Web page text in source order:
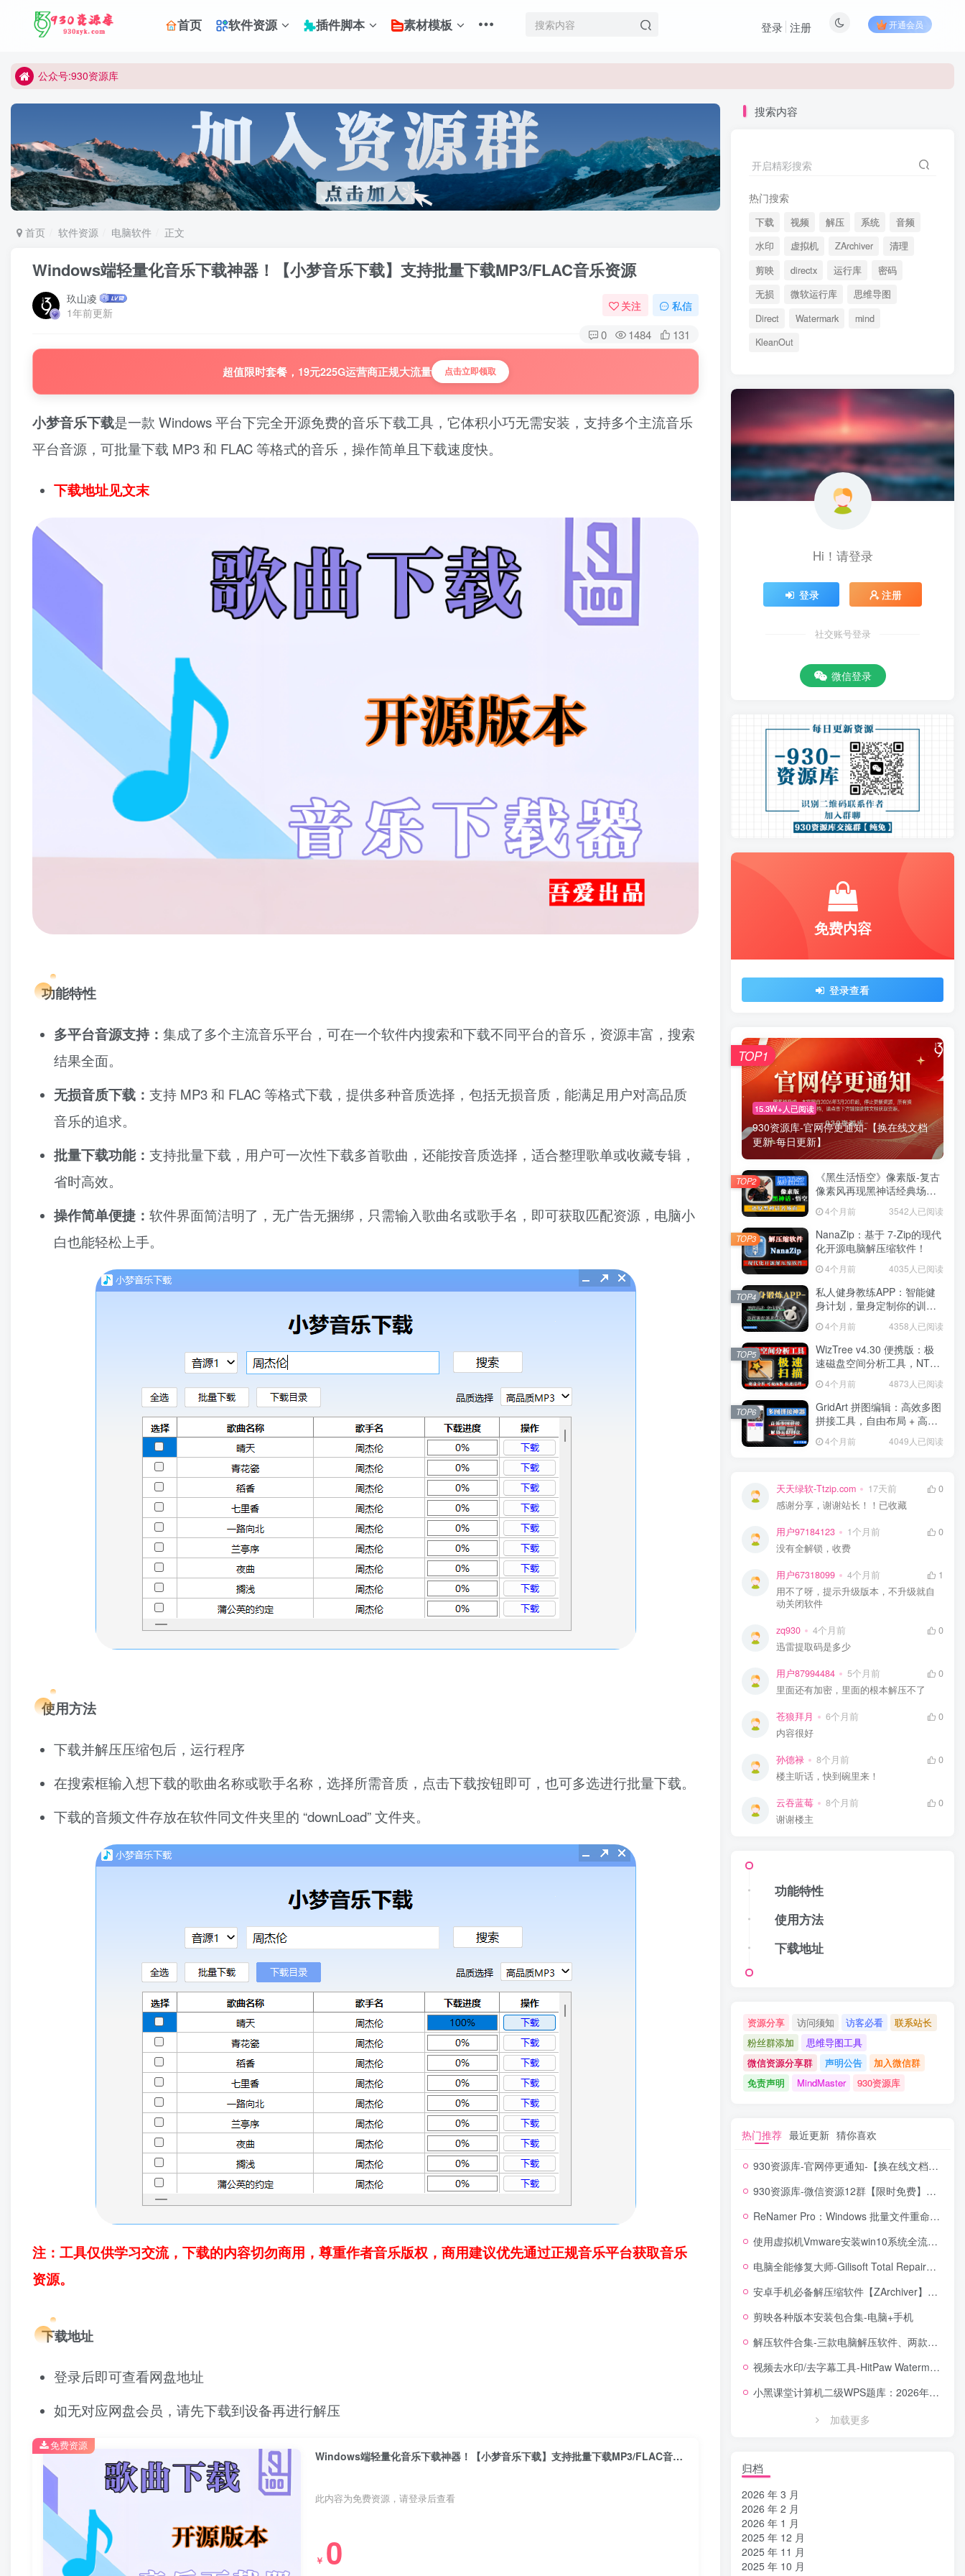
首页 软件资源 插件脚本 素材模板 开通会员
登录 注册
公众号:930资源库
首页 软件资源 电脑软件 正文
Windows端轻量化音乐下载神器！【小梦音乐下载】支持批量下载MP3/FLAC音乐资源
玖山凌
1年前更新
关注 私信
0 1484 131
超值限时套餐，19元225G运营商正规大流量 点击立即领取
小梦音乐下载是一款 Windows 平台下完全开源免费的音乐下载工具，它体积小巧无需安装，支持多个主流音乐
平台音源，可批量下载 MP3 和 FLAC 等格式的音乐，操作简单且下载速度快。
下载地址见文末
功能特性
多平台音源支持： 集成了多个主流音乐平台，可在一个软件内搜索和下载不同平台的音乐，资源丰富，搜索
结果全面。
无损音质下载： 支持 MP3 和 FLAC 等格式下载，提供多种音质选择，包括无损音质，能满足用户对高品质
音乐的追求。
批量下载功能： 支持批量下载，用户可一次性下载多首歌曲，还能按音质选择，适合整理歌单或收藏专辑，
省时高效。
操作简单便捷： 软件界面简洁明了，无广告无捆绑，只需输入歌曲名或歌手名，即可获取匹配资源，电脑小
白也能轻松上手。
使用方法
下载并解压压缩包后，运行程序
在搜索框输入想下载的歌曲名称或歌手名称，选择所需音质，点击下载按钮即可，也可多选进行批量下载。
下载的音频文件存放在软件同文件夹里的 “downLoad” 文件夹。
注：工具仅供学习交流，下载的内容切勿商用，尊重作者音乐版权，商用建议优先通过正规音乐平台获取音乐
资源。
下载地址
登录后即可查看网盘地址
如无对应网盘会员，请先下载到设备再进行解压
Windows端轻量化音乐下载神器！【小梦音乐下载】支持批量下载MP3/FLAC音乐资源
此内容为免费资源，请登录后查看
￥ 0
免费资源
搜索内容
开启精彩搜索
热门搜索
下载 视频 解压 系统
音频
水印
虚拟机 ZArchiver
清理
剪映
directx 运行库
密码
无损
微软运行库
思维导图
Direct
Watermark
mind
KleanOut
Hi！请登录
登录 注册
社交账号登录
微信登录
免费内容
登录查看
15.3W+人已阅读
930资源库-官网停更通知-【换在线文档
更新-每日更新】
TOP1
《黑生活悟空》像素版-复古
像素风再现黑神话经典场景
4个月前 3542人已阅读
TOP2
NanaZip：基于 7-Zip的现代
化开源电脑解压缩软件！
4个月前 4035人已阅读
TOP3
私人健身教练APP：智能健
身计划，量身定制你的训练
方案！
4个月前 4358人已阅读
TOP4
WizTree v4.30 便携版：极
速磁盘空间分析工具，NTFS
秒扫，可视化空间管理！
4个月前 4873人已阅读
TOP5
GridArt 拼图编辑：高效多图
拼接工具，自由布局 + 高清
导出，修图 + 拼图一步到
位！4个月前 4049人已阅读
TOP6
天天绿软-Ttzip.com 17天前
0
感谢分享，谢谢站长！！已收藏
用户97184123 1个月前
0
没有全解锁，收费
用户67318099 4个月前
1
用不了呀，提示升级版本，不升级就自
动关闭软件
zq930 4个月前
0
迅雷提取码是多少
用户87994484 5个月前
0
里面还有加密，里面的根本解压不了
苍狼拜月 6个月前
0
内容很好
孙德禄 8个月前
0
楼主听话，快到碗里来！
云吞蓝莓 8个月前
0
谢谢楼主
功能特性
使用方法
下载地址
资源分享 访问须知 访客必看
联系站长
粉丝群添加
思维导图工具
微信资源分享群
声明公告
加入微信群
免责声明
MindMaster 930资源库
热门推荐 最近更新 猜你喜欢
930资源库-官网停更通知-【换在线文档更新-每日更新】
930资源库-微信资源12群【限时免费】开放入群中！！！
ReNamer Pro：Windows 批量文件重命名神器，正则 + 脚本全能搞定！
使用虚拟机Vmware安装win10系统全流程【含系统镜像】
电脑全能修复大师-Gilisoft Total Repair【中文版】
安卓手机必备解压缩软件【ZArchiver】安卓全能解压缩工具，格式全兼容 + 无广告体验
剪映各种版本安装包合集-电脑+手机
解压软件合集-三款电脑解压软件、两款手机解压软件
视频去水印/去字幕工具-HitPaw Watermark Remover Portable便携版去水印工具
小黑课堂计算机二级WPS题库：2026年3月考试专用，14套真题直接刷！！！
加载更多
归档
2026 年 3 月
2026 年 2 月
2026 年 1 月
2025 年 12 月
2025 年 11 月
2025 年 10 月